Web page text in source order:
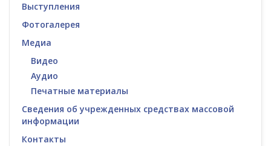
Выступления
Фотогалерея
Медиа
Видео
Аудио
Печатные материалы
Сведения об учрежденных средствах массовой
информации
Контакты